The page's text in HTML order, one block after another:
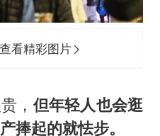
看精彩图片
， 但年轻人也会逛
捧起的就怯步。